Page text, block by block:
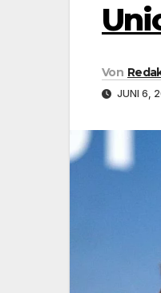
Von
JUNI 6,